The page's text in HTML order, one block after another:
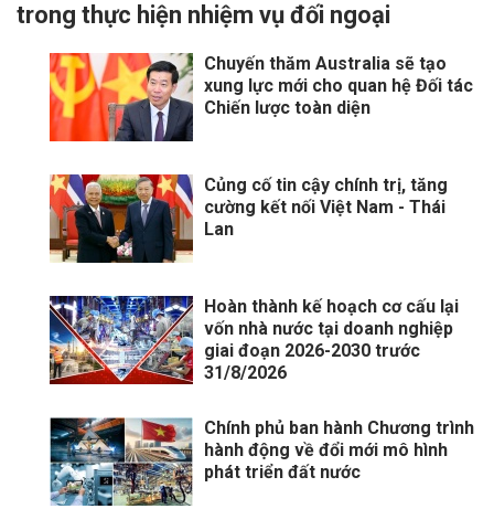
trong thực hiện nhiệm vụ đối ngoại
Chuyến thăm Australia sẽ tạo
xung lực mới cho quan hệ Đối tác
Chiến lược toàn diện
Củng cố tin cậy chính trị, tăng
cường kết nối Việt Nam - Thái
Lan
Hoàn thành kế hoạch cơ cấu lại
vốn nhà nước tại doanh nghiệp
giai đoạn 2026-2030 trước
31/8/2026
Chính phủ ban hành Chương trình
hành động về đổi mới mô hình
phát triển đất nước